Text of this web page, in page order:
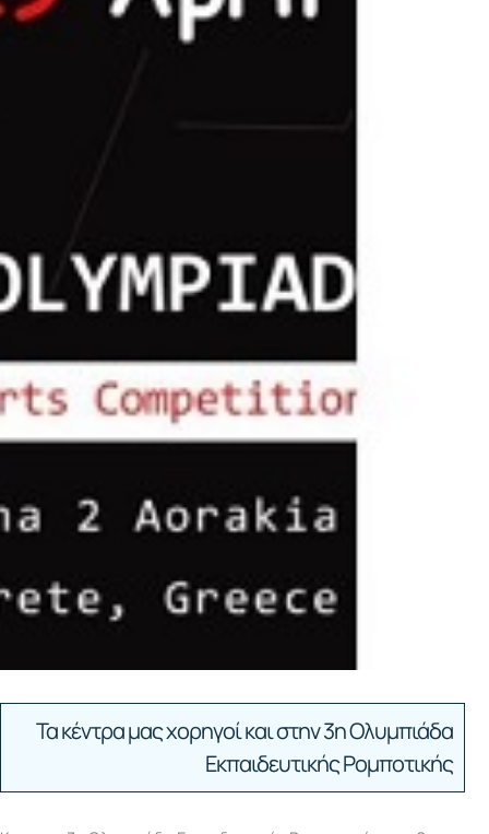
Τα κέντρα μας χορηγοί και στην 3η Ολυμπιάδα
Εκπαιδευτικής Ρομποτικής